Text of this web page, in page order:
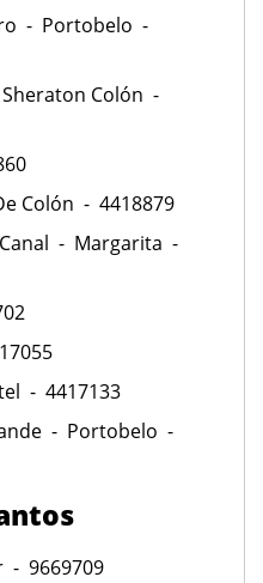
- Portobelo -
Colón -
Colón - 4418879
- Margarita -
- 4417133
- Portobelo -
- 9669709